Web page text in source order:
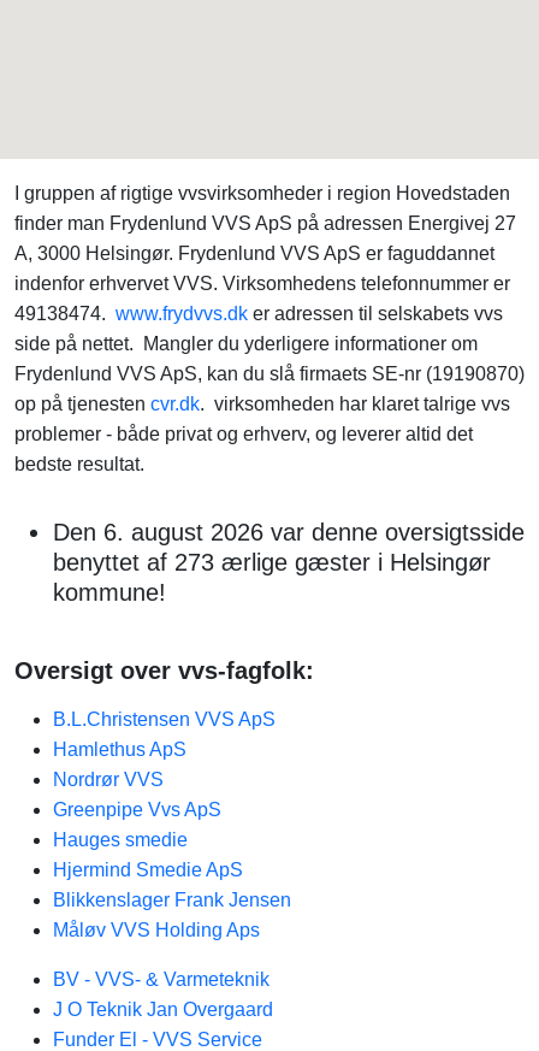
I gruppen af rigtige vvsvirksomheder i region Hovedstaden
finder man Frydenlund VVS ApS på adressen Energivej 27
A, 3000 Helsingør. Frydenlund VVS ApS er faguddannet
indenfor erhvervet VVS. Virksomhedens telefonnummer er
49138474. www.frydvvs.dk er adressen til selskabets vvs
side på nettet. Mangler du yderligere informationer om
Frydenlund VVS ApS, kan du slå firmaets SE-nr (19190870)
op på tjenesten cvr.dk. virksomheden har klaret talrige vvs
problemer - både privat og erhverv, og leverer altid det
bedste resultat.
Den 6. august 2026 var denne oversigtsside
benyttet af 273 ærlige gæster i Helsingør
kommune!
Oversigt over vvs-fagfolk:
B.L.Christensen VVS ApS
Hamlethus ApS
Nordrør VVS
Greenpipe Vvs ApS
Hauges smedie
Hjermind Smedie ApS
Blikkenslager Frank Jensen
Måløv VVS Holding Aps
BV - VVS- & Varmeteknik
J O Teknik Jan Overgaard
Funder El - VVS Service